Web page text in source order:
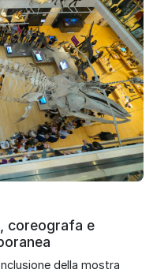
coreografa e
della mostra